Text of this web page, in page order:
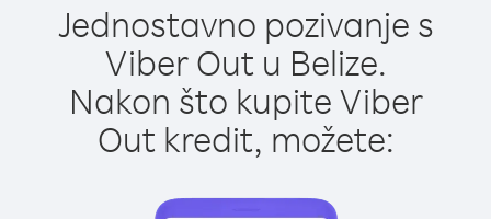
Jednostavno pozivanje s
Viber Out u Belize.
Nakon što kupite Viber
Out kredit, možete: